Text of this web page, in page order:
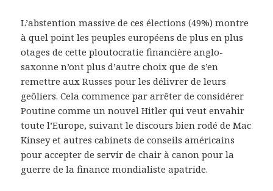
L’abstention massive de ces élections (49%) montre
à quel point les peuples européens de plus en plus
otages de cette ploutocratie financière anglo-
saxonne n’ont plus d’autre choix que de s’en
remettre aux Russes pour les délivrer de leurs
geôliers. Cela commence par arrêter de considérer
Poutine comme un nouvel Hitler qui veut envahir
toute l’Europe, suivant le discours bien rodé de Mac
Kinsey et autres cabinets de conseils américains
pour accepter de servir de chair à canon pour la
guerre de la finance mondialiste apatride.